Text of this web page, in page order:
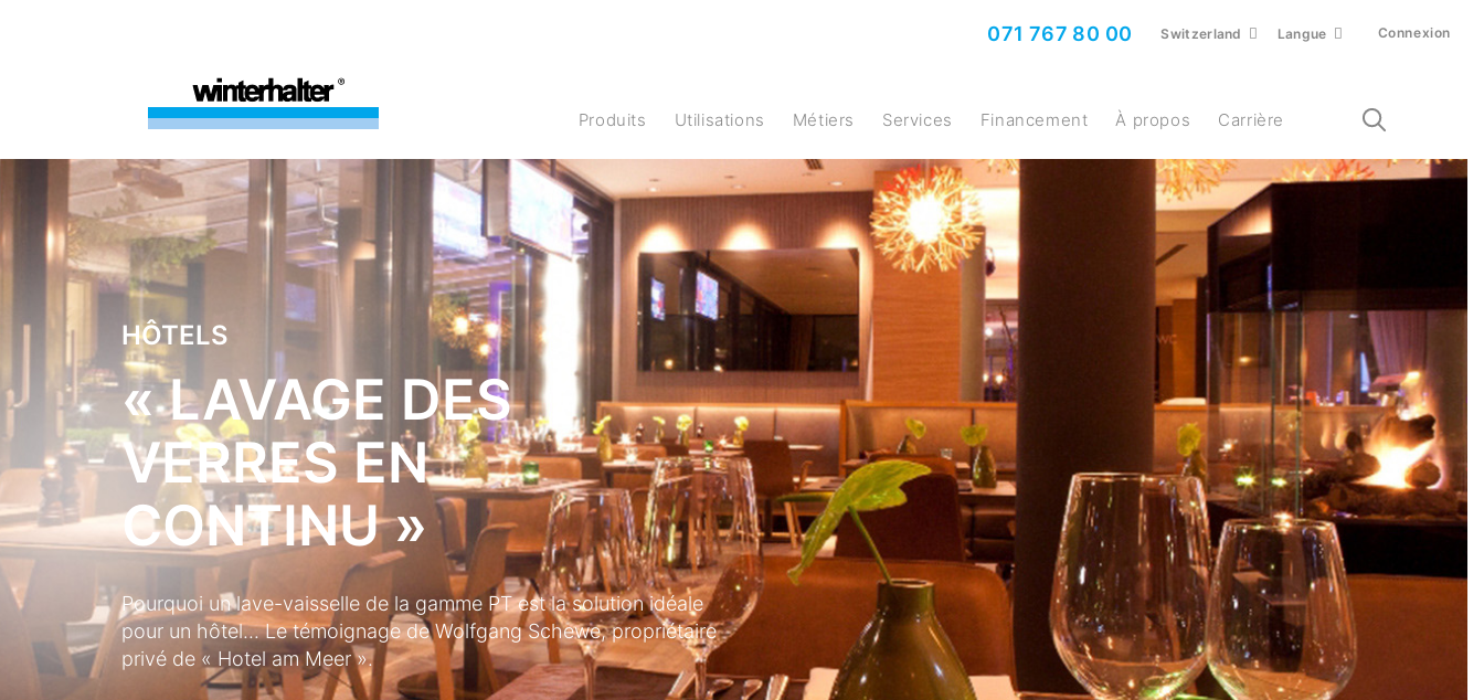
071 767 80 00 Switzerland Langue Connexion
Produits Utilisations Métiers Services Financement À propos Carrière
HÔTELS
« LAVAGE DES
VERRES EN
CONTINU »
Pourquoi un lave-vaisselle de la gamme PT est la solution idéale
pour un hôtel... Le témoignage de Wolfgang Schewe, propriétaire
privé de « Hotel am Meer ».